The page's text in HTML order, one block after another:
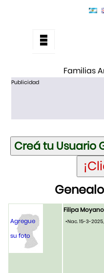
Familias
Publicidad
Agregue
su foto
Filipa
•Nac. 15-3-